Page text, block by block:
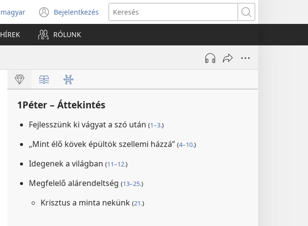
Válassz
nyelvet
magyar Bejelentkezés
(opens
new
window)
Keresés
HÍREK RÓLUNK
1Péter – Áttekintés
Fejlesszünk ki vágyat a szó után (1–3.)
„Mint élő kövek épültök szellemi házzá” (4–10.)
Idegenek a világban (11–12.)
Megfelelő alárendeltség (13–25.)
Krisztus a minta nekünk (21.)